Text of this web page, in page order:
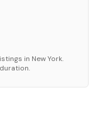
in New York.